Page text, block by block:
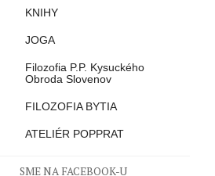
KNIHY
JOGA
Filozofia P.P. Kysuckého
Obroda Slovenov
FILOZOFIA BYTIA
ATELIÉR POPPRAT
SME NA FACEBOOK-U